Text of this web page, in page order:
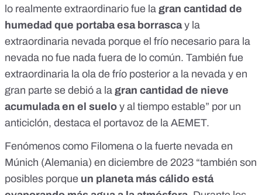
lo realmente extraordinario fue la gran cantidad de
humedad que portaba esa borrascay la
extraordinaria nevada porque el frío necesario para la
nevada no fue nada fuera de lo común. También fue
extraordinaria la ola de frío posterior a la nevada y en
gran parte se debió a la gran cantidad de nieve
acumulada en el suelo y al tiempo estable” por un
anticiclón, destaca el portavoz de la AEMET.
Fenómenos como Filomena o la fuerte nevada en
Múnich (Alemania) en diciembre de 2023 “también son
posibles porque un planeta más cálido está